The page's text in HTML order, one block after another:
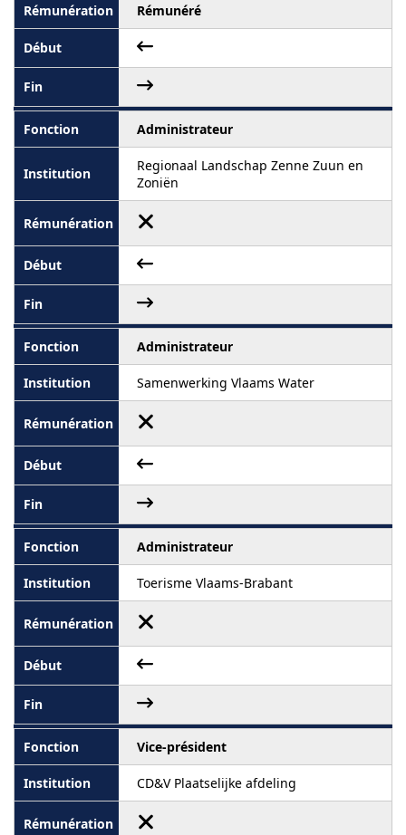
Rémunéré
Administrateur
Regionaal Landschap Zenne Zuun en
Zoniën
Administrateur
Samenwerking Vlaams Water
Administrateur
Toerisme Vlaams-Brabant
Vice-président
CD&V Plaatselijke afdeling